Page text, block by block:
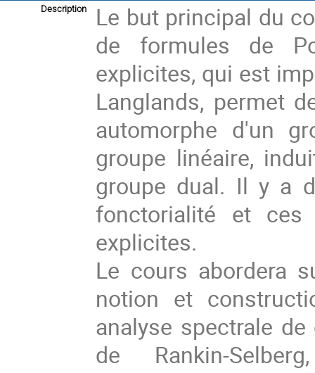
Description
Le but principal du
de formules de
explicites, qui est
Langlands, permet
automorphe d'un
groupe linéaire,
groupe dual. Il y a
fonctorialité et
explicites.
Le cours abordera
notion et
analyse spectrale
de Rankin-